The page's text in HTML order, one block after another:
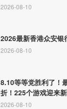
2026-08-10
2026最新香港众安银
2026-08-10
8.10等等党胜利了！
折！225个游戏迎来
2026-08-10